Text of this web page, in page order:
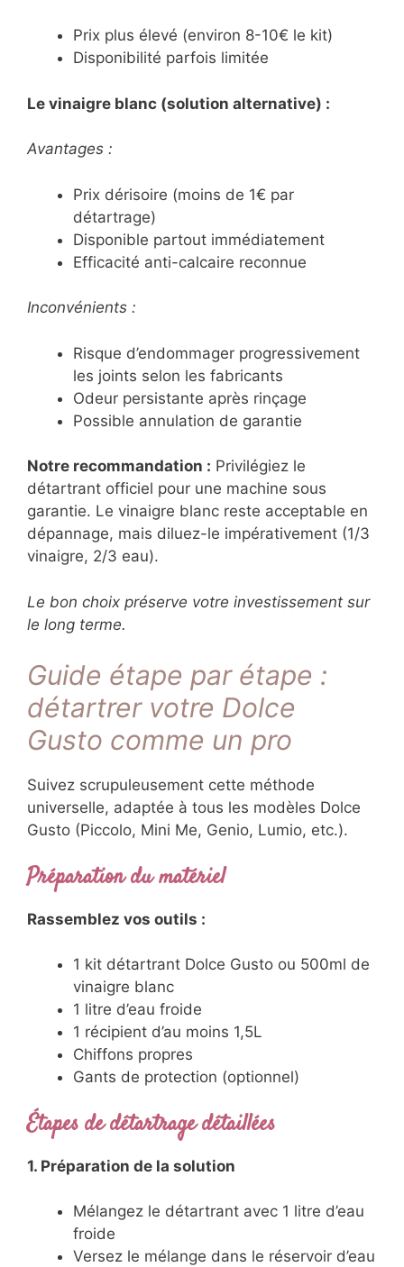
Prix plus élevé (environ 8-10€ le kit)
Disponibilité parfois limitée
Le vinaigre blanc (solution alternative) :
Avantages :
Prix dérisoire (moins de 1€ par
détartrage)
Disponible partout immédiatement
Efficacité anti-calcaire reconnue
Inconvénients :
Risque d’endommager progressivement
les joints selon les fabricants
Odeur persistante après rinçage
Possible annulation de garantie
Notre recommandation : Privilégiez le
détartrant officiel pour une machine sous
garantie. Le vinaigre blanc reste acceptable en
dépannage, mais diluez-le impérativement (1/3
vinaigre, 2/3 eau).
Le bon choix préserve votre investissement sur
le long terme.
Guide étape par étape :
détartrer votre Dolce
Gusto comme un pro
Suivez scrupuleusement cette méthode
universelle, adaptée à tous les modèles Dolce
Gusto (Piccolo, Mini Me, Genio, Lumio, etc.).
Préparation du matériel
Rassemblez vos outils :
1 kit détartrant Dolce Gusto ou 500ml de
vinaigre blanc
1 litre d’eau froide
1 récipient d’au moins 1,5L
Chiffons propres
Gants de protection (optionnel)
Étapes de détartrage détaillées
1. Préparation de la solution
Mélangez le détartrant avec 1 litre d’eau
froide
Versez le mélange dans le réservoir d’eau